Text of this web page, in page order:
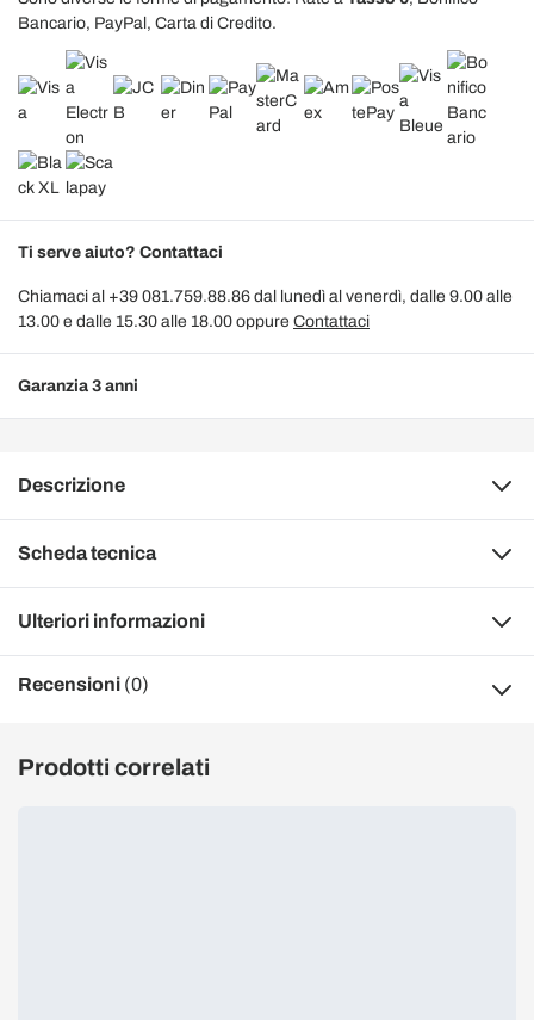
Bancario, PayPal, Carta di Credito.
Ti serve aiuto? Contattaci
Chiamaci al +39 081.759.88.86 dal lunedì al venerdì, dalle 9.00 alle
13.00 e dalle 15.30 alle 18.00 oppure Contattaci
Garanzia 3 anni
Descrizione
Scheda tecnica
Ulteriori informazioni
Recensioni (0)
Prodotti correlati